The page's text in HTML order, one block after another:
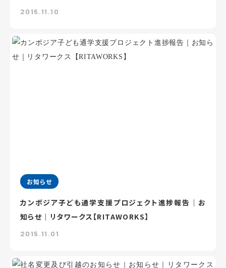
2015.11.10
お知らせ
カンボジア子ども通学支援プロジェクト進捗報告｜お
知らせ｜リタワークス【RITAWORKS】
2015.11.01